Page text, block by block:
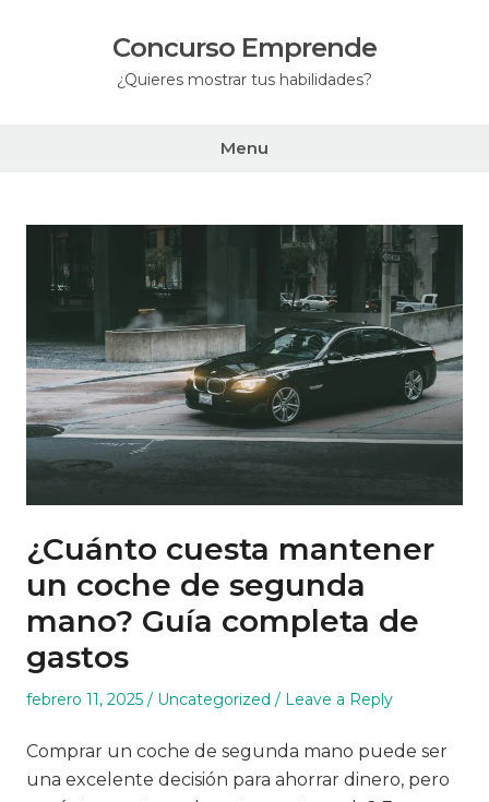
Concurso Emprende
¿Quieres mostrar tus habilidades?
Menu
¿Cuánto cuesta mantener
un coche de segunda
mano? Guía completa de
gastos
Posted
febrero 11, 2025
Posted
Uncategorized Leave a Reply
Comprar un coche de segunda mano puede ser
una excelente decisión para ahorrar dinero, pero